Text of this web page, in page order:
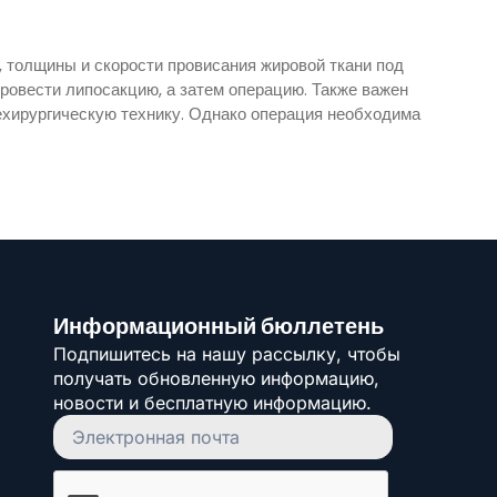
и скорости провисания жировой ткани под
липосакцию, а затем операцию. Также важен
технику. Однако операция необходима
Информационный бюллетень
Подпишитесь на нашу рассылку, чтобы
получать обновленную информацию,
новости и бесплатную информацию.